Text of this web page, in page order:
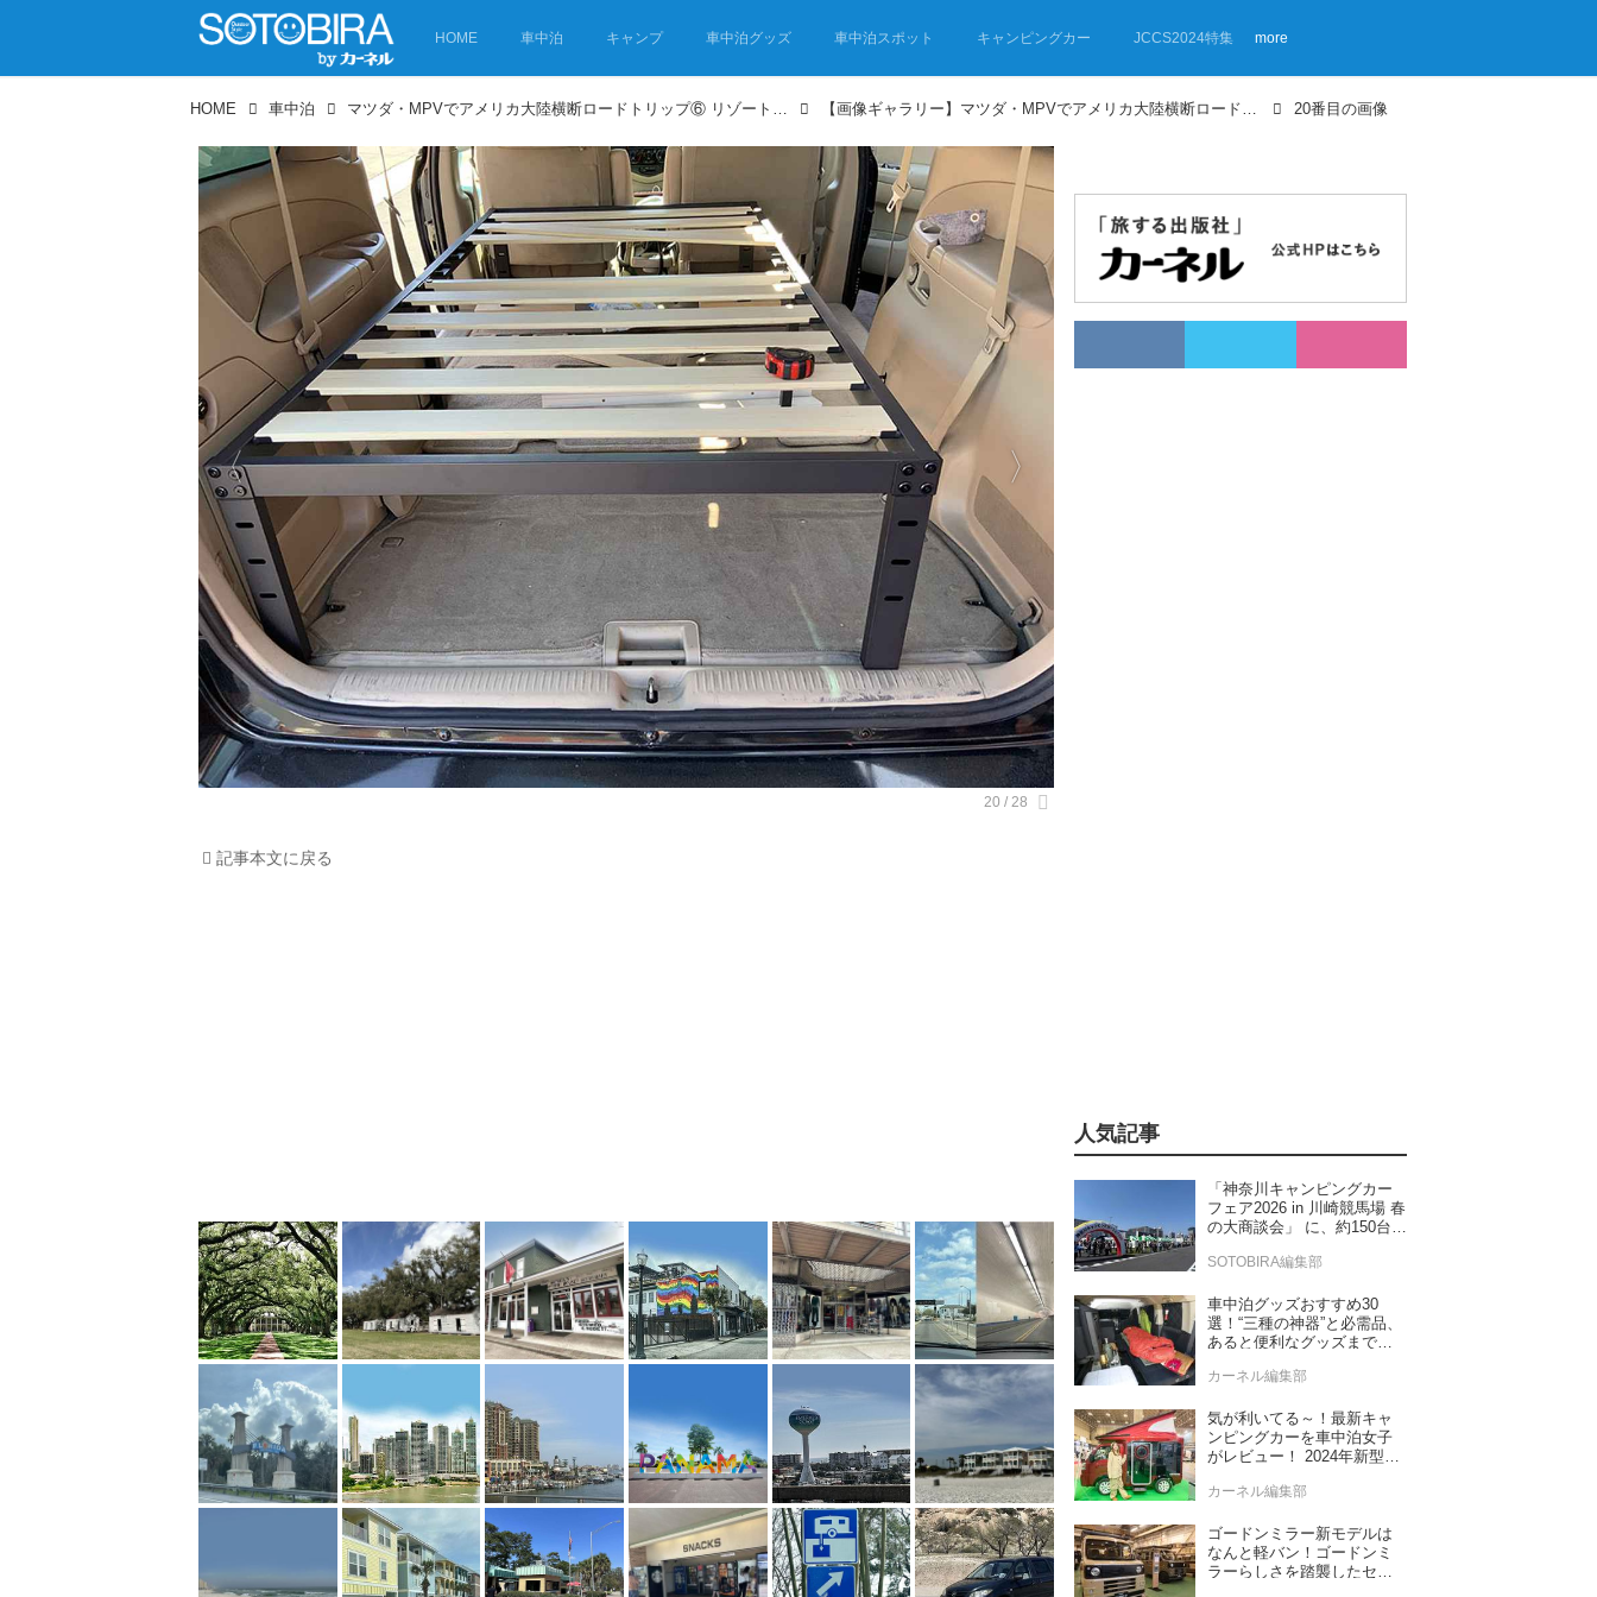
HOME 車中泊 キャンプ 車中泊グッズ 車中泊スポット キャンピングカー JCCS2024特集 more
HOME 車中泊 マツダ・MPVでアメリカ大陸横断ロードトリップ⑥ リゾート感満載のフロリダへ。スケールの大きさに圧倒！ 【画像ギャラリー】マツダ・MPVでアメリカ大陸横断ロードトリップ⑥ フロリダ 20番目の画像
記事本文に戻る
人気記事
「神奈川キャンピングカー
フェア2026 in 川崎競馬場 春
の大商談会」 に、約150台の
SOTOBIRA編集部
車中泊グッズおすすめ30
選！“三種の神器”と必需品、
あると便利なグッズまで車
カーネル編集部
気が利いてる～！最新キャ
ンピングカーを車中泊女子
がレビュー！ 2024年新型モ
カーネル編集部
ゴードンミラー新モデルは
なんと軽バン！ゴードンミ
ラーらしさを踏襲したセン